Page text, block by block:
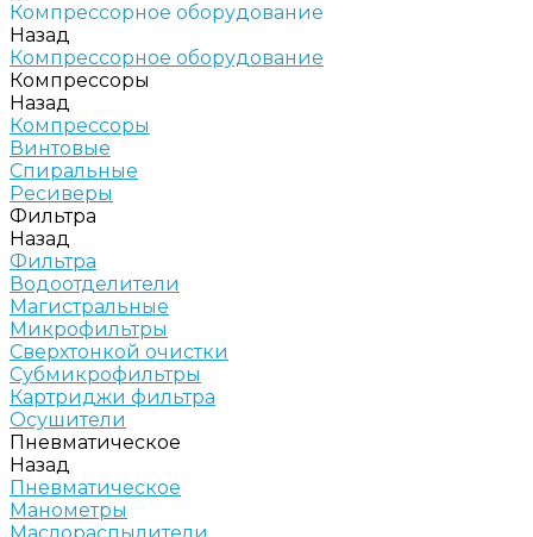
Компрессорное оборудование
Назад
Компрессорное оборудование
Компрессоры
Назад
Компрессоры
Винтовые
Спиральные
Ресиверы
Фильтра
Назад
Фильтра
Водоотделители
Магистральные
Микрофильтры
Сверхтонкой очистки
Субмикрофильтры
Картриджи фильтра
Осушители
Пневматическое
Назад
Пневматическое
Манометры